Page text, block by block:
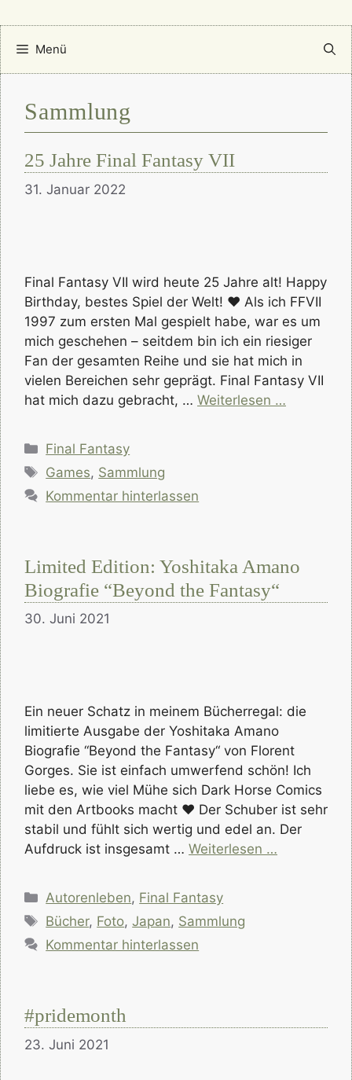
Menü
Sammlung
25 Jahre Final Fantasy VII
31. Januar 2022
Final Fantasy VII wird heute 25 Jahre alt! Happy
Birthday, bestes Spiel der Welt! ♥ Als ich FFVII
1997 zum ersten Mal gespielt habe, war es um
mich geschehen – seitdem bin ich ein riesiger
Fan der gesamten Reihe und sie hat mich in
vielen Bereichen sehr geprägt. Final Fantasy VII
hat mich dazu gebracht, … Weiterlesen …
Kategorien
Final Fantasy
Schlagwörter
Games, Sammlung
Kommentar hinterlassen
Limited Edition: Yoshitaka Amano
Biografie “Beyond the Fantasy“
30. Juni 2021
Ein neuer Schatz in meinem Bücherregal: die
limitierte Ausgabe der Yoshitaka Amano
Biografie “Beyond the Fantasy“ von Florent
Gorges. Sie ist einfach umwerfend schön! Ich
liebe es, wie viel Mühe sich Dark Horse Comics
mit den Artbooks macht ♥ Der Schuber ist sehr
stabil und fühlt sich wertig und edel an. Der
Aufdruck ist insgesamt … Weiterlesen …
Kategorien
Autorenleben, Final Fantasy
Schlagwörter
Bücher, Foto,Japan, Sammlung
Kommentar hinterlassen
#pridemonth
23. Juni 2021